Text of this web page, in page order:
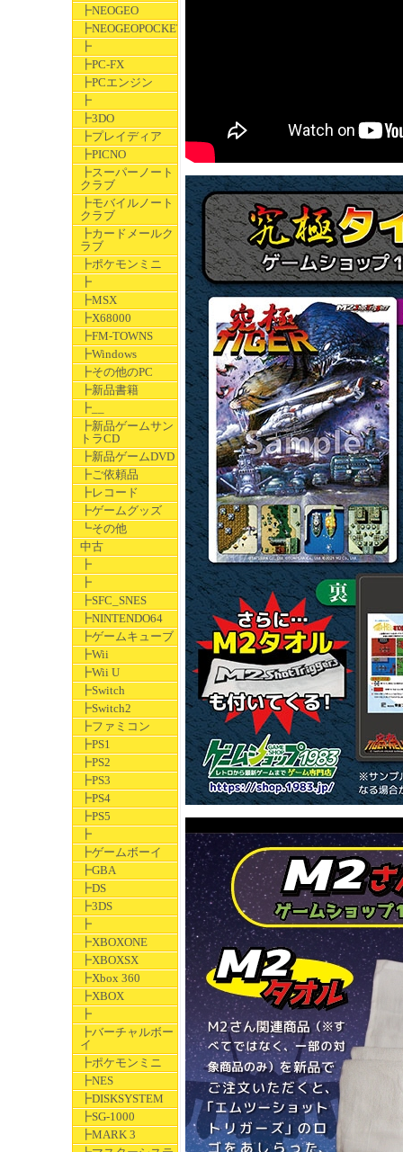
┣NEOGEO
┣NEOGEOPOCKET
┣
┣PC-FX
┣PCエンジン
┣
┣3DO
┣プレイディア
┣PICNO
┣スーパーノート
クラブ
┣モバイルノート
クラブ
┣カードメールク
ラブ
┣ポケモンミニ
┣
┣MSX
┣X68000
┣FM-TOWNS
┣Windows
┣その他のPC
┣新品書籍
┣__
┣新品ゲームサン
トラCD
┣新品ゲームDVD
┣ご依頼品
┣レコード
┣ゲームグッズ
┗その他
中古
┣
┣
┣SFC_SNES
┣NINTENDO64
┣ゲームキューブ
┣Wii
┣Wii U
┣Switch
┣Switch2
┣ファミコン
┣PS1
┣PS2
┣PS3
┣PS4
┣PS5
┣
┣ゲームボーイ
┣GBA
┣DS
┣3DS
┣
┣XBOXONE
┣XBOXSX
┣Xbox 360
┣XBOX
┣
┣バーチャルボー
イ
┣ポケモンミニ
┣NES
┣DISKSYSTEM
┣SG-1000
┣MARK 3